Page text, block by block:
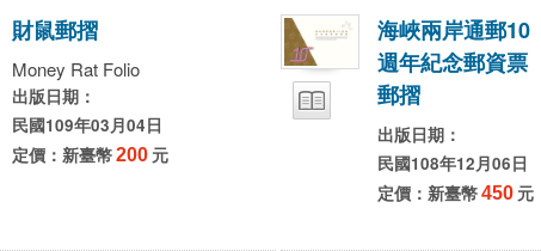
財鼠郵摺
Money Rat Folio
出版日期：
民國109年03月04日
定價：新臺幣200 元
海峽兩岸通郵10
週年紀念郵資票
郵摺
出版日期：
民國108年12月06日
定價：新臺幣450 元